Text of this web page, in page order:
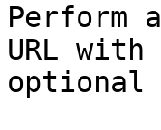
Perform
URL
optional